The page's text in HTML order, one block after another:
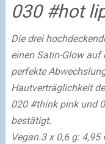
030 #hot
Die drei
einen Satin-Glow auf
perfekte
Hautverträglichkeit
020 #think pink und
bestätigt.
Vegan.3 x 0,6 g: 4,95